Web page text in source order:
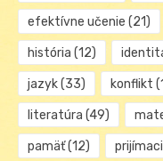
efektívne učenie (21)
história (12)
jazyk(33) konflikt
literatúra (49)
pamäť(12)